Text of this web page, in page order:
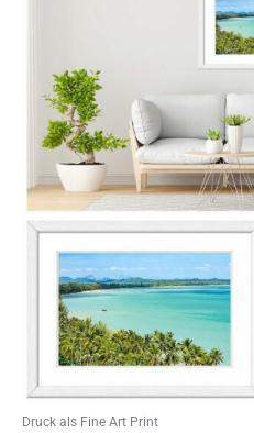
Druck als Fine Art Print